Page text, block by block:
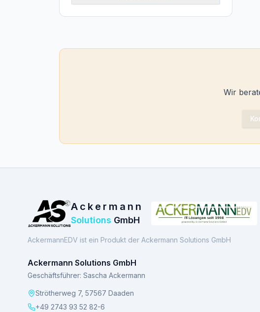
Wir
Ackermann
Solutions GmbH
AckermannEDV ist ein Produkt der Ackermann Solutions GmbH
Ackermann Solutions GmbH
Geschäftsführer: Sascha Ackermann
Strötherweg 7, 57567 Daaden
+49 2743 93 52 82-6